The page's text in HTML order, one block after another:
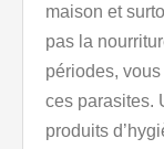
maison et
pas la
périodes,
ces parasites.
produits